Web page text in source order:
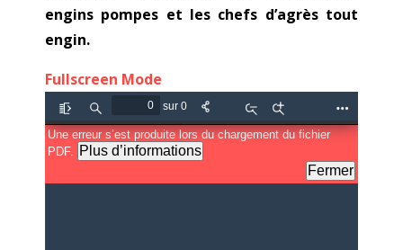
engins pompes et les chefs d’agrès tout
engin.
Fullscreen Mode